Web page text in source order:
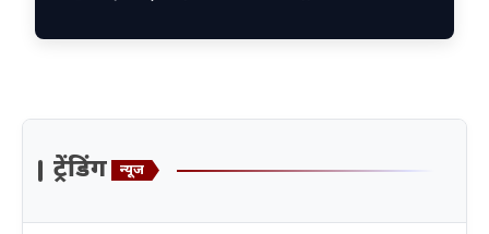
ट्रेंडिंग न्यूज